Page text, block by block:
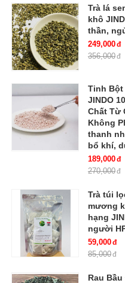
Trà lá
khô
thần,
249,000
356,000
Tinh Bột
JINDO
Chất Từ
Không
thanh
bổ khí,
189,000
270,000
Trà túi
mương
hạng
người
59,000
85,000
Rau